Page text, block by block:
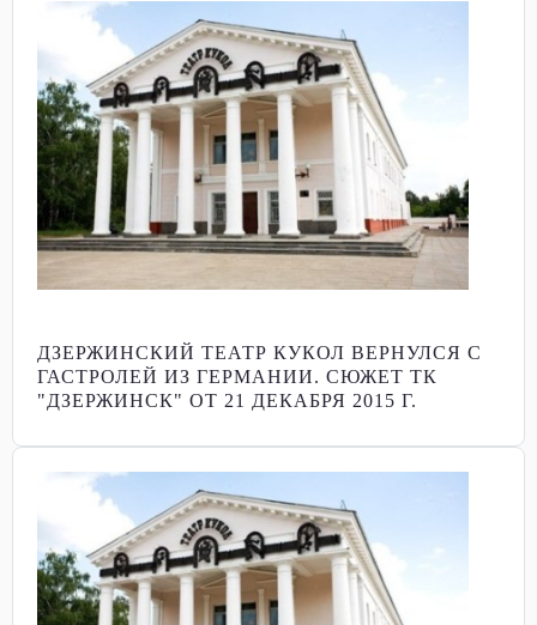
ДЗЕРЖИНСКИЙ ТЕАТР КУКОЛ ВЕРНУЛСЯ С
ГАСТРОЛЕЙ ИЗ ГЕРМАНИИ. СЮЖЕТ ТК
"ДЗЕРЖИНСК" ОТ 21 ДЕКАБРЯ 2015 Г.